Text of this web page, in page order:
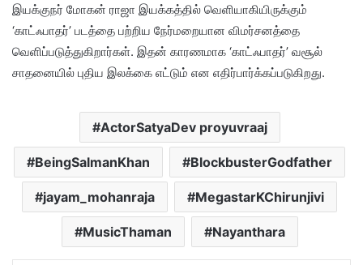
இயக்குநர் மோகன் ராஜா இயக்கத்தில் வெளியாகியிருக்கும்
‘காட்ஃபாதர்’ படத்தை பற்றிய நேர்மறையான விமர்சனத்தை
வெளிப்படுத்துகிறார்கள். இதன் காரணமாக ‘காட்ஃபாதர்’ வசூல்
சாதனையில் புதிய இலக்கை எட்டும் என எதிர்பார்க்கப்படுகிறது.
ActorSatyaDev proyuvraaj
BeingSalmanKhan BlockbusterGodfather
jayam_mohanraja MegastarKChirunjivi
MusicThaman Nayanthara